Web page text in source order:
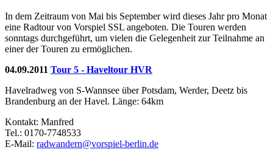
In dem Zeitraum von Mai bis September wird dieses Jahr pro Monat
eine Radtour von Vorspiel SSL angeboten. Die Touren werden
sonntags durchgeführt, um vielen die Gelegenheit zur Teilnahme an
einer der Touren zu ermöglichen.
04.09.2011 Tour 5 - Haveltour HVR
Havelradweg von S-Wannsee über Potsdam, Werder, Deetz bis
Brandenburg an der Havel. Länge: 64km
Kontakt: Manfred
Tel.: 0170-7748533
E-Mail: radwandern@vorspiel-berlin.de